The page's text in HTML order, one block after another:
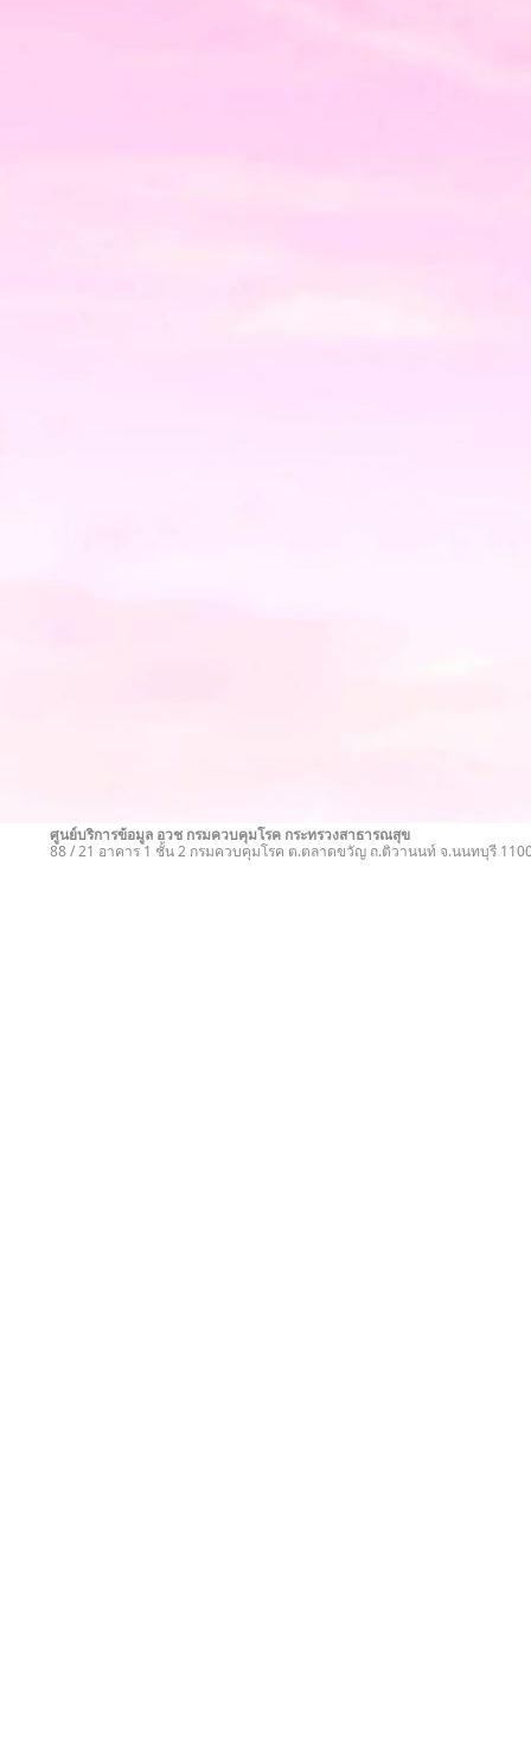
ศูนย์บริการข้อมูล อวช กรมควบคุมโรค กระทรวงสาธารณสุข
88 / 21 อาคาร 1 ชั้น 2 กรมควบคุมโรค ต.ตลาดขวัญ ถ.ติวานนท์ จ.นนทบุรี